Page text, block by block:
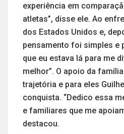
experiência em
atletas”, disse ele. Ao
dos Estados Unidos e,
pensamento foi simples e
que eu estava lá para me
melhor”. O apoio da
trajetória e para eles
conquista. “Dedico essa
e familiares que me
destacou.